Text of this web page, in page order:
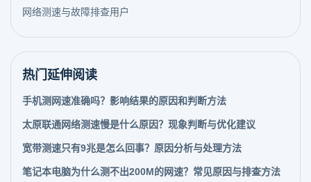
网络测速与故障排查用户
热门延伸阅读
手机测网速准确吗？影响结果的原因和判断方法
太原联通网络测速慢是什么原因？现象判断与优化建议
宽带测速只有9兆是怎么回事？原因分析与处理方法
笔记本电脑为什么测不出200M的网速？常见原因与排查方法